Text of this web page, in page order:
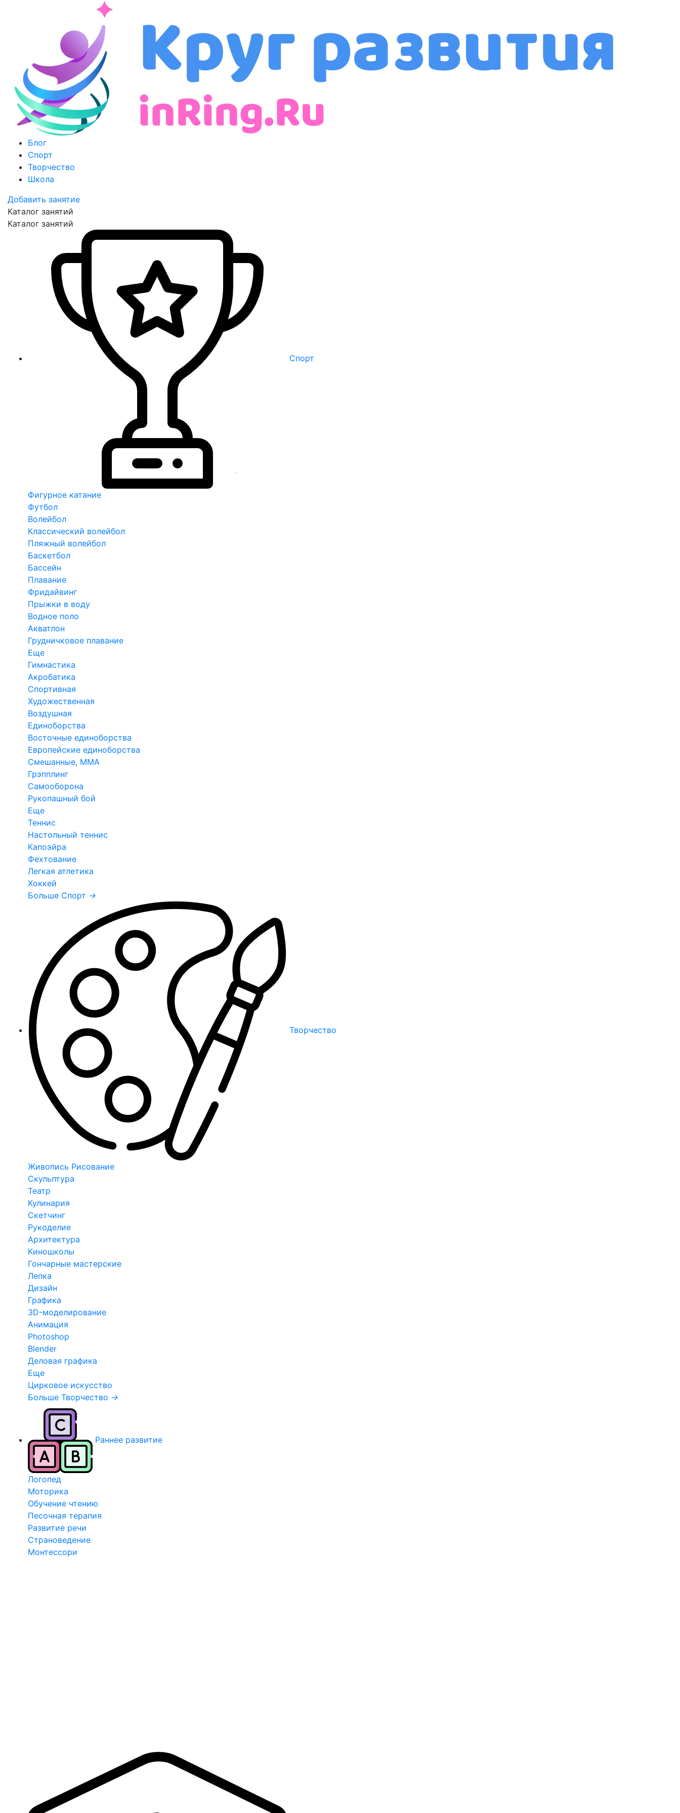
Блог
Спорт
Творчество
Школа
Добавить занятие
Каталог занятий
Каталог занятий
Спорт
Фигурное катание
Футбол
Волейбол
Классический волейбол
Пляжный волейбол
Баскетбол
Бассейн
Плавание
Фридайвинг
Прыжки в воду
Водное поло
Акватлон
Грудничковое плавание
Еще
Гимнастика
Акробатика
Спортивная
Художественная
Воздушная
Единоборства
Восточные единоборства
Европейские единоборства
Смешанные, ММА
Грэпплинг
Самооборона
Рукопашный бой
Еще
Теннис
Настольный теннис
Капоэйра
Фехтование
Легкая атлетика
Хоккей
Больше Спорт →
Творчество
Живопись Рисование
Скульптура
Театр
Кулинария
Скетчинг
Рукоделие
Архитектура
Киношколы
Гончарные мастерские
Лепка
Дизайн
Графика
3D-моделирование
Анимация
Photoshop
Blender
Деловая графика
Еще
Цирковое искусство
Больше Творчество →
Раннее развитие
Логопед
Моторика
Обучение чтению
Песочная терапия
Развитие речи
Страноведение
Монтессори